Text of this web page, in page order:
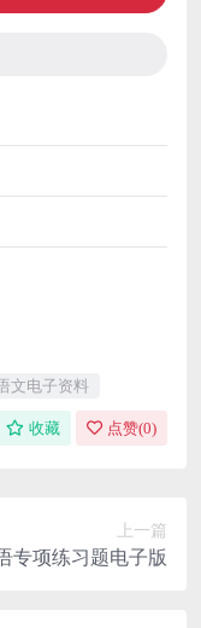
文电子资料
收藏 点赞(0)
上一篇
专项练习题电子版